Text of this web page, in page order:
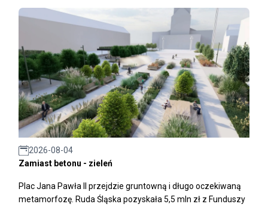
2026-08-04
Zamiast betonu - zieleń
Plac Jana Pawła II przejdzie gruntowną i długo oczekiwaną
metamorfozę. Ruda Śląska pozyskała 5,5 mln zł z Funduszy